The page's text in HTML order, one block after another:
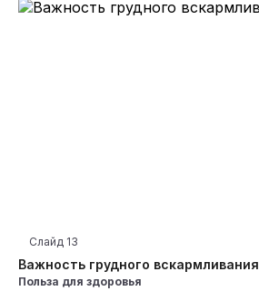
Важность грудного вскармливания
Слайд 13
Польза для здоровья